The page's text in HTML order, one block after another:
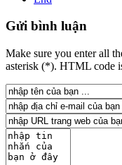
Gửi bình luận
Make sure you enter all
asterisk (*). HTML code